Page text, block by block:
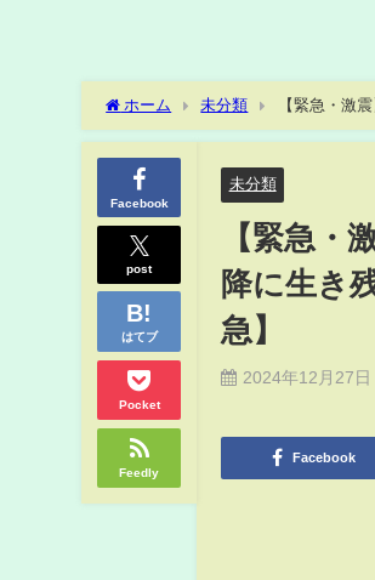
ホーム 未分類
【緊急・激
り緊急】
Facebook
post
はてブ
Pocket
Feedly
未分類
【緊急・
降に生き
急】
2024年12月27日
Facebook